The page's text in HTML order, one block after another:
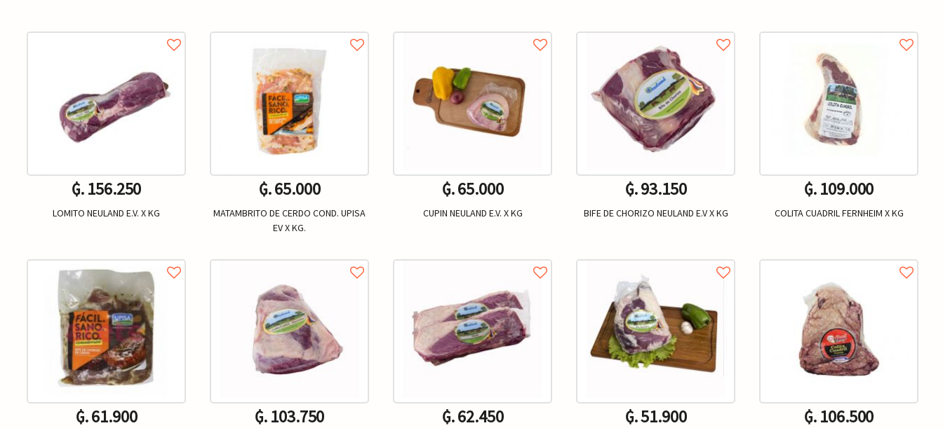
₲. 156.250
LOMITO NEULAND E.V. X KG
₲. 61.900
₲. 65.000
MATAMBRITO DE CERDO COND. UPISA
EV X KG.
₲. 103.750
₲. 65.000
CUPIN NEULAND E.V. X KG
₲. 62.450
₲. 93.150
BIFE DE CHORIZO NEULAND E.V X KG
₲. 51.900
₲. 109.000
COLITA CUADRIL FERNHEIM X KG
₲. 106.500